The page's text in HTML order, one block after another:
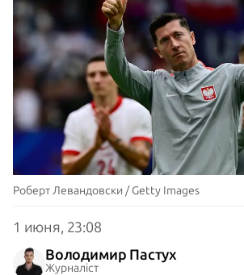
Роберт Левандовски / Getty Images
1 июня, 23:08
Володимир Пастух
Журналіст